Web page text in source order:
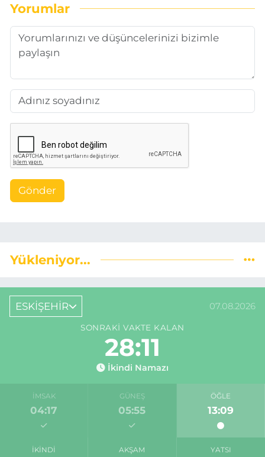
Yorumlar
Gönder
Yükleniyor...
ESKİŞEHİR 07.08.2026
SONRAKI VAKTE KALAN
28:10
İkindi Namazı
İMSAK
04:17
GÜNEŞ
05:55
ÖĞLE
13:09
İKINDI AKŞAM YATSI